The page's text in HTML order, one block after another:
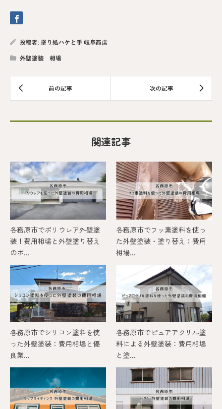
投稿者: 塗り処ハケと手 岐阜西店
外壁塗装 相場
関連記事
各務原市でポリウレア外壁塗
装！費用相場と外壁塗り替え
のポ...
各務原市でフッ素塗料を使っ
た外壁塗装・塗り替え：費用
相場...
各務原市でシリコン塗料を使
った外壁塗装：費用相場と優
良業...
各務原市でピュアアクリル塗
料による外壁塗装：費用相場
と塗...